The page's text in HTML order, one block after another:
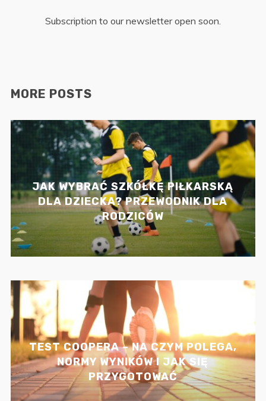
Subscription to our newsletter open soon.
MORE POSTS
JAK WYBRAĆ SZKÓŁKĘ PIŁKARSKĄ
DLA DZIECKA? PRZEWODNIK DLA
RODZICÓW
TEST COOPERA – NA CZYM POLEGA,
NORMY WYNIKÓW I JAK SIĘ
PRZYGOTOWAĆ